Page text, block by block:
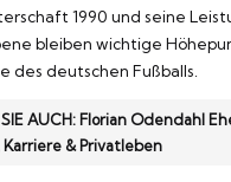
1990 und seine
bleiben wichtige
des deutschen Fußballs.
AUCH: Florian Odendahl
Karriere & Privatleben